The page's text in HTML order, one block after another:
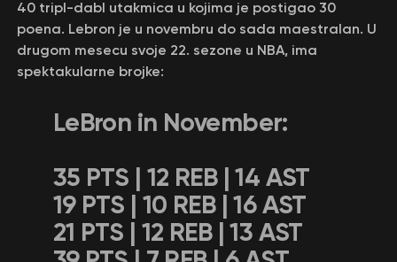
40 tripl-dabl utakmica u kojima je postigao 30
poena. Lebron je u novembru do sada maestralan. U
drugom mesecu svoje 22. sezone u NBA, ima
spektakularne brojke:
LeBron in November:
35 PTS | 12 REB | 14 AST
19 PTS | 10 REB | 16 AST
21 PTS | 12 REB | 13 AST